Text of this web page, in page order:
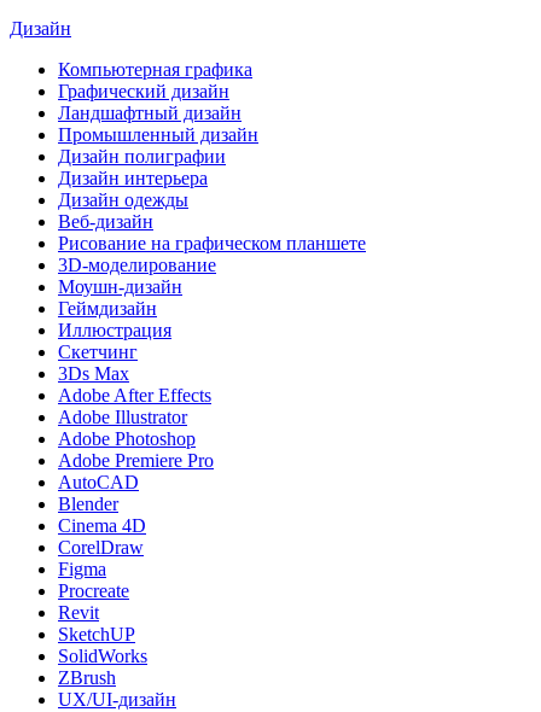
Дизайн
Компьютерная графика
Графический дизайн
Ландшафтный дизайн
Промышленный дизайн
Дизайн полиграфии
Дизайн интерьера
Дизайн одежды
Веб-дизайн
Рисование на графическом планшете
3D-моделирование
Моушн-дизайн
Геймдизайн
Иллюстрация
Скетчинг
3Ds Max
Adobe After Effects
Adobe Illustrator
Adobe Photoshop
Adobe Premiere Pro
AutoCAD
Blender
Cinema 4D
CorelDraw
Figma
Procreate
Revit
SketchUP
SolidWorks
ZBrush
UX/UI-дизайн